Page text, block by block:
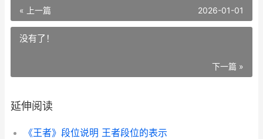
« 上一篇 2026-01-01
没有了！
下一篇 »
延伸阅读
《王者》段位说明 王者段位的表示